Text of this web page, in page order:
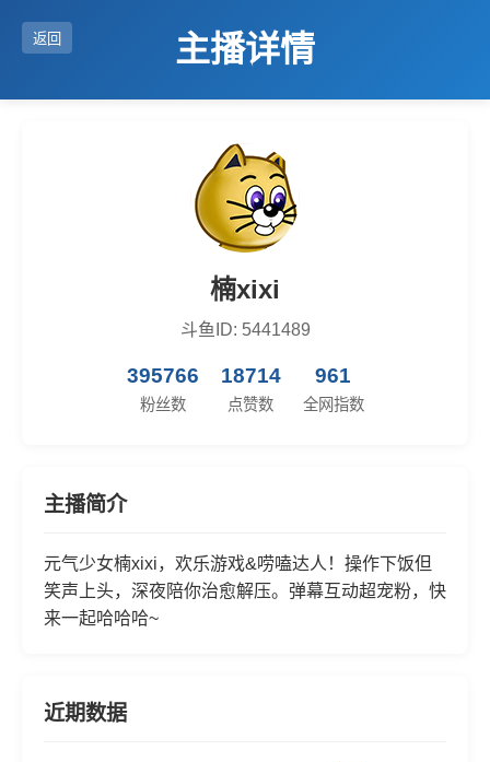
返回 主播详情
楠xixi
斗鱼ID: 5441489
395766
粉丝数
18714
点赞数
961
全网指数
主播简介
元气少女楠xixi，欢乐游戏&唠嗑达人！操作下饭但
笑声上头，深夜陪你治愈解压。弹幕互动超宠粉，快
来一起哈哈哈~
近期数据